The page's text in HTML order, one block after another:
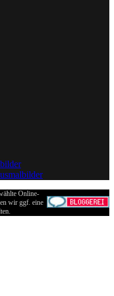
Online-
wir ggf. eine